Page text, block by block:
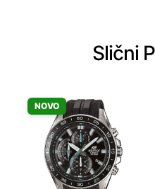
Slični
NOVO